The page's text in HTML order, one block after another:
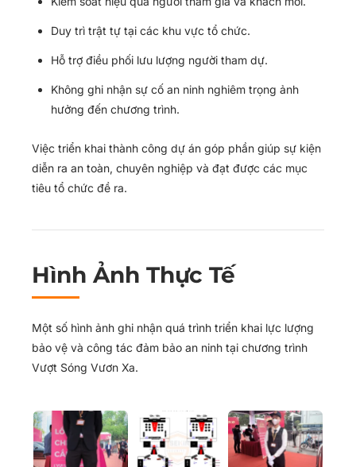
Duy trì trật tự tại các khu vực tổ chức.
Hỗ trợ điều phối lưu lượng người tham dự.
Không ghi nhận sự cố an ninh nghiêm trọng ảnh
hưởng đến chương trình.
Việc triển khai thành công dự án góp phần giúp sự kiện
diễn ra an toàn, chuyên nghiệp và đạt được các mục
tiêu tổ chức đề ra.
Hình Ảnh Thực Tế
Một số hình ảnh ghi nhận quá trình triển khai lực lượng
bảo vệ và công tác đảm bảo an ninh tại chương trình
Vượt Sóng Vươn Xa.